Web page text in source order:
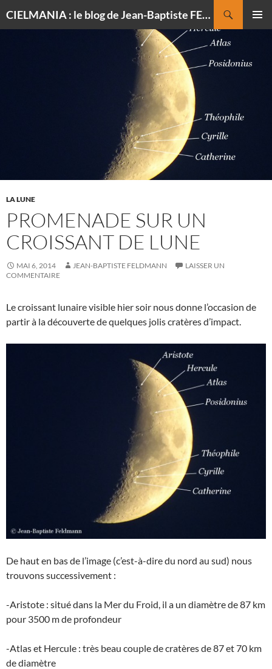
CIELMANIA : le blog de Jean-Baptiste FELDMANN, photographe du ciel
LA LUNE
PROMENADE SUR UN
CROISSANT DE LUNE
MAI 6, 2014 JEAN-BAPTISTE FELDMANN
LAISSER UN
COMMENTAIRE
Le croissant lunaire visible hier soir nous donne l’occasion de
partir à la découverte de quelques jolis cratères d’impact.
De haut en bas de l’image (c’est-à-dire du nord au sud) nous
trouvons successivement :
-Aristote : situé dans la Mer du Froid, il a un diamètre de 87 km
pour 3500 m de profondeur
-Atlas et Hercule : très beau couple de cratères de 87 et 70 km
de diamètre